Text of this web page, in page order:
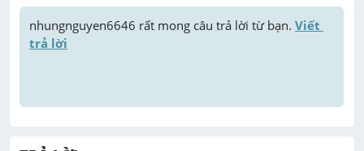
e
nhungnguyen6646 rất mong câu trả lời từ bạn. Viết
trả lời